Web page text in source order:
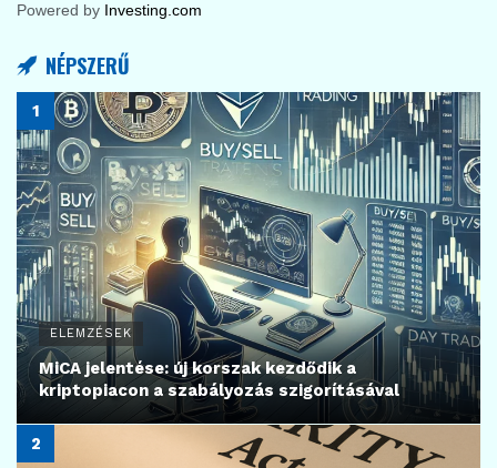
Powered by Investing.com
NÉPSZERŰ
ELEMZÉSEK
MiCA jelentése: új korszak kezdődik a
kriptopiacon a szabályozás szigorításával